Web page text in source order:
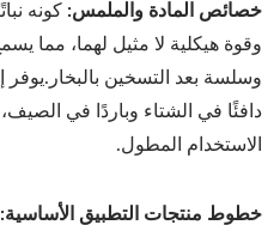
خصائص المادة والملمس: كونه
وقوة هيكلية لا مثيل لهما، مما
وسلسة بعد التسخين
دافئًا في الشتاء وباردًا في
الاستخدام المطول.
خطوط منتجات التطبيق الأساسية: